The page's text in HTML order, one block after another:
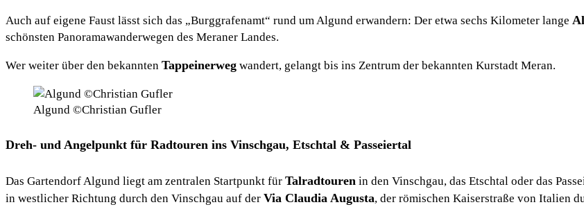
Auch auf eigene Faust lässt sich das „Burggrafenamt“ rund um Algund erwandern: Der etwa sechs Kilometer lange
schönsten Panoramawanderwegen des Meraner Landes.
Wer weiter über den bekannten Tappeinerweg wandert, gelangt bis ins Zentrum der bekannten Kurstadt Meran.
Algund ©Christian Gufler
Dreh- und Angelpunkt für Radtouren ins Vinschgau, Etschtal & Passeiertal
Das Gartendorf Algund liegt am zentralen Startpunkt für Talradtouren in den Vinschgau, das Etschtal oder das
in westlicher Richtung durch den Vinschgau auf der Via Claudia Augusta, der römischen Kaiserstraße von Italien